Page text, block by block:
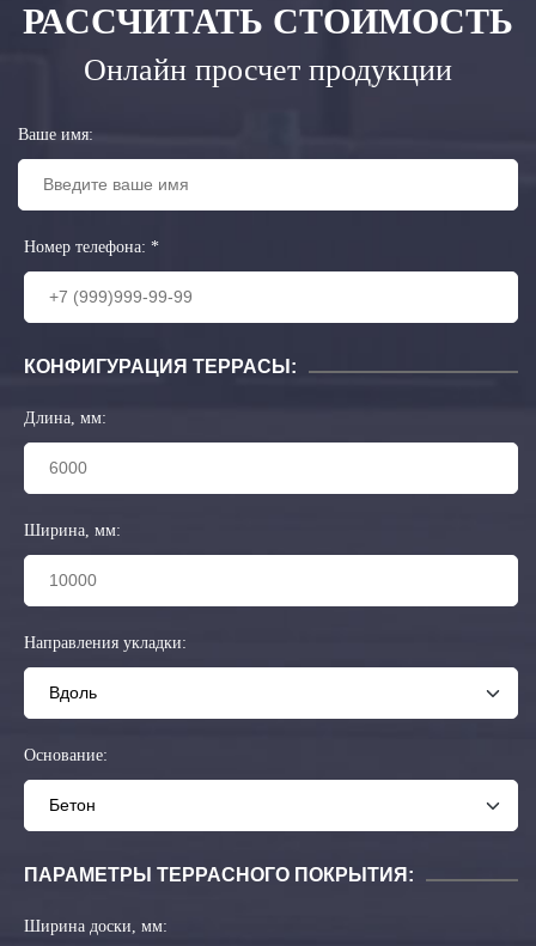
РАССЧИТАТЬ СТОИМОСТЬ
Онлайн просчет продукции
Ваше имя:
Номер телефона: *
КОНФИГУРАЦИЯ ТЕРРАСЫ:
Длина, мм:
Ширина, мм:
Направления укладки:
Основание:
ПАРАМЕТРЫ ТЕРРАСНОГО ПОКРЫТИЯ:
Ширина доски, мм: